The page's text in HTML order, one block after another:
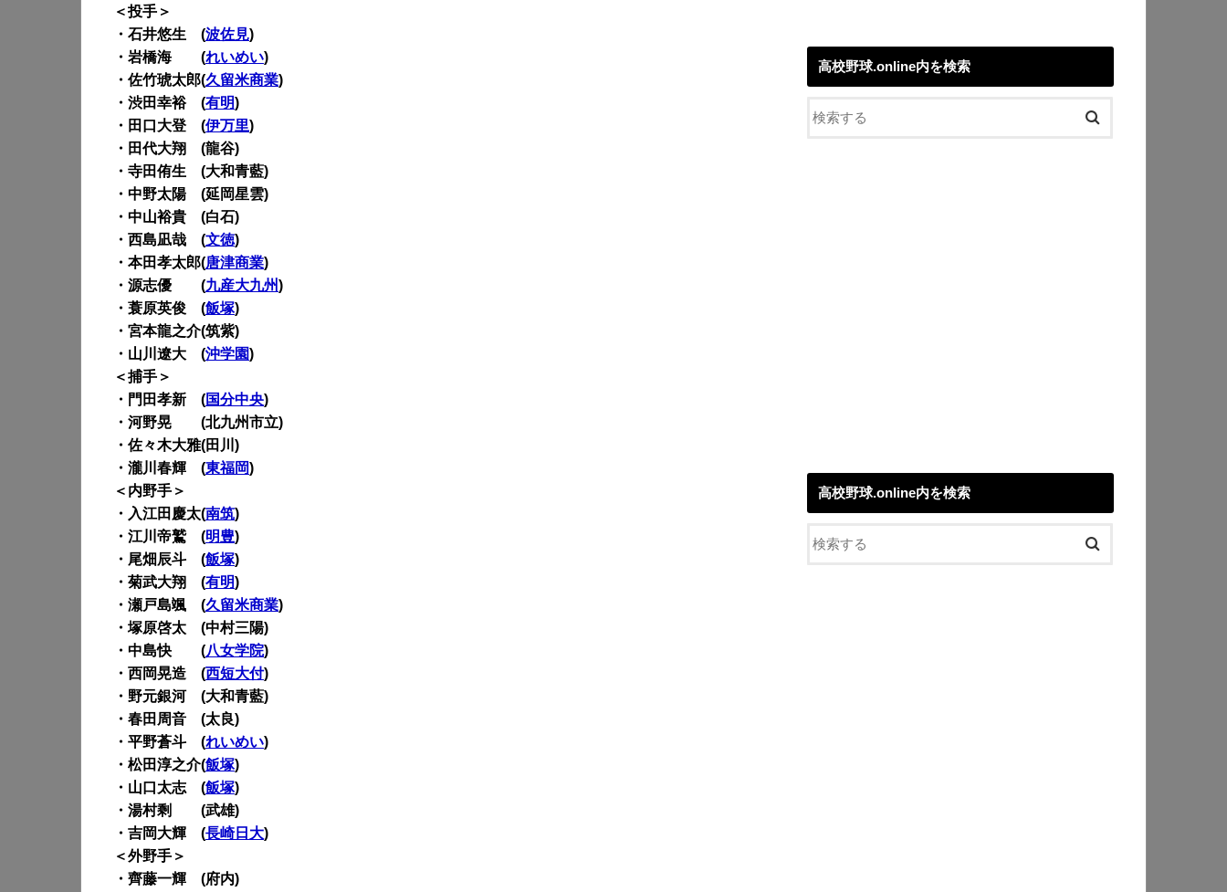
＜投手＞
・石井悠生 (波佐見)
・岩橋海 (れいめい)
・佐竹琥太郎(久留米商業)
・渋田幸裕 (有明)
・田口大登 (伊万里)
・田代大翔 (龍谷)
・寺田侑生 (大和青藍)
・中野太陽 (延岡星雲)
・中山裕貴 (白石)
・西島凪哉 (文徳)
・本田孝太郎(唐津商業)
・源志優 (九産大九州)
・蓑原英俊 (飯塚)
・宮本龍之介(筑紫)
・山川遼大 (沖学園)
＜捕手＞
・門田孝新 (国分中央)
・河野晃 (北九州市立)
・佐々木大雅(田川)
・瀧川春輝 (東福岡)
＜内野手＞
・入江田慶太(南筑)
・江川帝鷲 (明豊)
・尾畑辰斗 (飯塚)
・菊武大翔 (有明)
・瀬戸島颯 (久留米商業)
・塚原啓太 (中村三陽)
・中島快 (八女学院)
・西岡晃造 (西短大付)
・野元銀河 (大和青藍)
・春田周音 (太良)
・平野蒼斗 (れいめい)
・松田淳之介(飯塚)
・山口太志 (飯塚)
・湯村剩 (武雄)
・吉岡大輝 (長崎日大)
＜外野手＞
・齊藤一輝 (府内)
高校野球.online内を検索
高校野球.online内を検索